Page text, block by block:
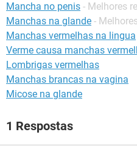
Mancha no penis - Melhores
Manchas na glande -
Manchas vermelhas na lingua
Verme causa manchas
Lombrigas vermelhas
Manchas brancas na vagina
Micose na glande
1 Respostas